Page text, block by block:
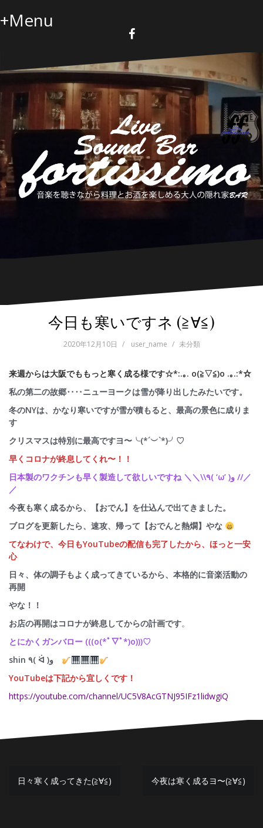
ン
へ
キ
+Menu
c
e
b
o
o
k
今日も寒いですネ (≧∀≦)
2020年12月10日 user_name 未分類
来週からは大阪でももっと寒く成る様です☆*:.｡. o(≧▽≦)o .｡.:*☆
私の第二の故郷‥‥ニューヨークは雪が降り出したみたいです。
冬のNYは、かなり寒いですが雪が積もると、最高の景色に成りま
す
クリスマスは特別に最高ですヨ〜╰(*´︶`*)╯♡
早くコロナが終息してくれ〜！！
日本製のワクチンも早く製造して欲しいですね ＼＼\\٩( ‘ω’ )و //／
／
今夜も寒く成るから、【おでん】を仕込んで出てきました。
ブログを更新したら、速攻、帰って【おでんと熱燗】やな
てなわけで、今日もYouTubeの配信も完了したから、ほっと一安
心
日々、体の調子もよく成ってきているから、本格的に音楽活動の
再開
やな！！
お店の再開はコロナが終息してからの計画です。
とにかくガンバロー (((o(*ﾟ▽ﾟ*)o)))♡
YouTubeは下記から宜しくです！
https://youtube.com/channel/UC5V8AcGTNJ95IFz1lidwgiQ
投
日々寒く成ってきた(≧∀≦) 今夜は寒く成るヨ〜(≧∀≦)